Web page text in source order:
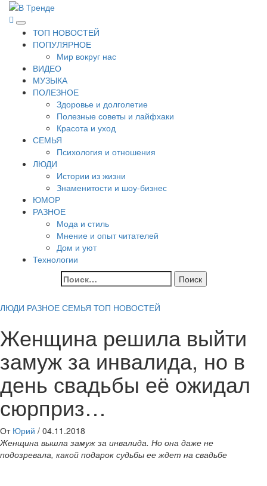
Перейти
содержимому
В Тренде
Самые свежие новости интернета
Основное
меню
ТОП НОВОСТЕЙ
ПОПУЛЯРНОЕ
Мир вокруг нас
ВИДЕО
МУЗЫКА
ПОЛЕЗНОЕ
Здоровье и долголетие
Полезные советы и лайфхаки
Красота и уход
СЕМЬЯ
Психология и отношения
ЛЮДИ
Истории из жизни
Знаменитости и шоу-бизнес
ЮМОР
РАЗНОЕ
Мода и стиль
Мнение и опыт читателей
Дом и уют
Технологии
Найти:
ЛЮДИ РАЗНОЕ СЕМЬЯ ТОП НОВОСТЕЙ
Женщина решила выйти
замуж за инвалида, но в
день свадьбы её ожидал
сюрприз…
От Юрий / 04.11.2018
Женщина вышла замуж за инвалида. Но она даже не
подозревала, какой подарок судьбы ее ждет на свадьбе